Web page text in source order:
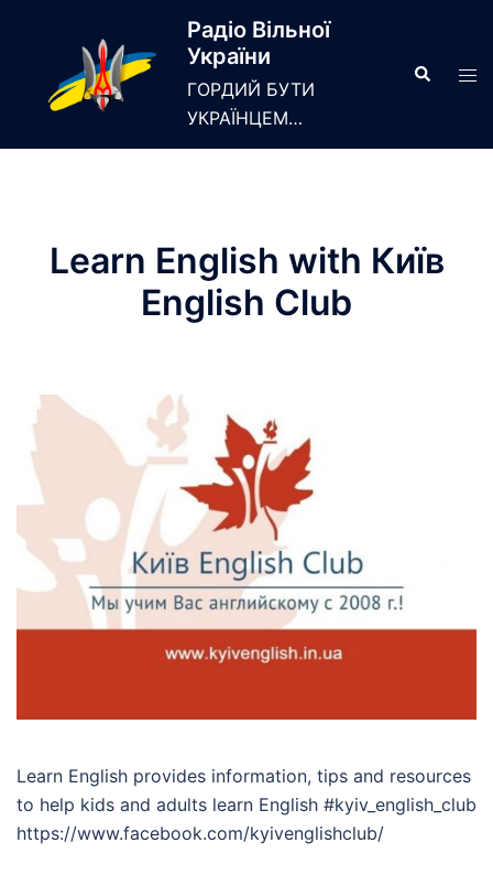
Радіо Вільної
України
ГОРДИЙ БУТИ
УКРАЇНЦЕМ…
Search
Learn English with Київ
English Club
Learn English provides information, tips and resources
to help kids and adults learn English #kyiv_english_club
https://www.facebook.com/kyivenglishclub/